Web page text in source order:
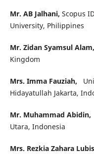
Mr. AB Jalhani, Scopus
University, Philippines
Mr. Zidan Syamsul Alam,
Kingdom
Mrs. Imma Fauziah,
Hidayatullah Jakarta,
Mr. Muhammad Abidin,
Utara, Indonesia
Mrs. Rezkia Zahara